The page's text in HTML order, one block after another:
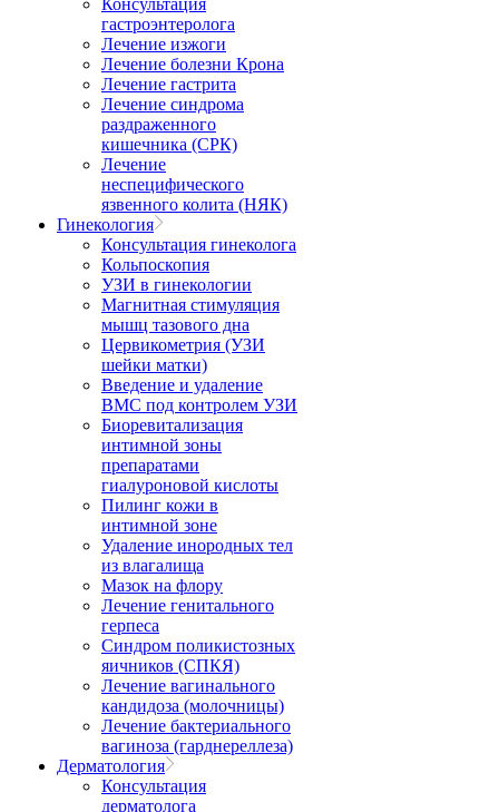
Консультация
гастроэнтеролога
Лечение изжоги
Лечение болезни Крона
Лечение гастрита
Лечение синдрома
раздраженного
кишечника (СРК)
Лечение
неспецифического
язвенного колита (НЯК)
Гинекология
Консультация гинеколога
Кольпоскопия
УЗИ в гинекологии
Магнитная стимуляция
мышц тазового дна
Цервикометрия (УЗИ
шейки матки)
Введение и удаление
ВМС под контролем УЗИ
Биоревитализация
интимной зоны
препаратами
гиалуроновой кислоты
Пилинг кожи в
интимной зоне
Удаление инородных тел
из влагалища
Мазок на флору
Лечение генитального
герпеса
Синдром поликистозных
яичников (СПКЯ)
Лечение вагинального
кандидоза (молочницы)
Лечение бактериального
вагиноза (гарднереллеза)
Дерматология
Консультация
дерматолога